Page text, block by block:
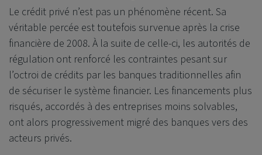
Le crédit privé n’est pas un phénomène récent. Sa
véritable percée est toutefois survenue après la crise
financière de 2008. À la suite de celle-ci, les autorités de
régulation ont renforcé les contraintes pesant sur
l’octroi de crédits par les banques traditionnelles afin
de sécuriser le système financier. Les financements plus
risqués, accordés à des entreprises moins solvables,
ont alors progressivement migré des banques vers des
acteurs privés.